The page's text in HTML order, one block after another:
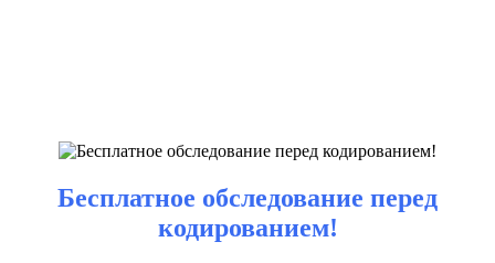
Бесплатное обследование перед
кодированием!